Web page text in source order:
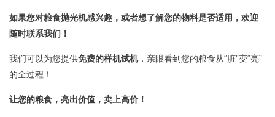
如果您对粮食抛光机感兴趣，或者想了解您的物料是否适用，欢迎
随时联系我们！
我们可以为您提供免费的样机试机，亲眼看到您的粮食从“脏”变“亮”
的全过程！
让您的粮食，亮出价值，卖上高价！